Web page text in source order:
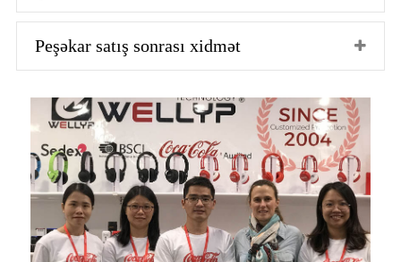
Peşəkar satış sonrası xidmət